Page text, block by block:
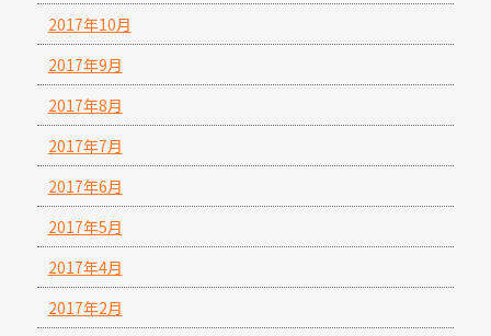
2017年10月
2017年9月
2017年8月
2017年7月
2017年6月
2017年5月
2017年4月
2017年2月